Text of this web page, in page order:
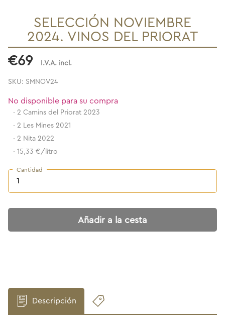
SELECCIÓN NOVIEMBRE
2024. VINOS DEL PRIORAT
€69
I.V.A. incl.
SKU: SMNOV24
No disponible para su compra
· 2 Camins del Priorat 2023
· 2 Les Mines 2021
· 2 Nita 2022
· 15,33 €/litro
Cantidad
Añadir a la cesta
Descripción